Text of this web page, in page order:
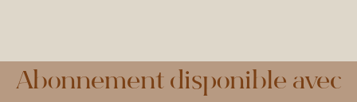
Abonnement disponible avec